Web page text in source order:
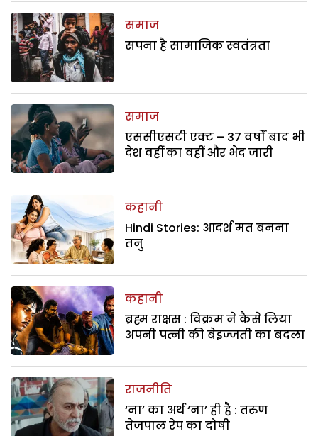
समाज
सपना है सामाजिक स्वतंत्रता
समाज
एससीएसटी एक्ट – 37 वर्षों बाद भी
देश वहीं का वहीं और भेद जारी
कहानी
Hindi Stories: आदर्श मत बनना
तनु
कहानी
ब्रह्म राक्षस : विक्रम ने कैसे लिया
अपनी पत्नी की बेइज्जती का बदला
राजनीति
‘ना’ का अर्थ ‘ना’ ही है : तरुण
तेजपाल रेप का दोषी